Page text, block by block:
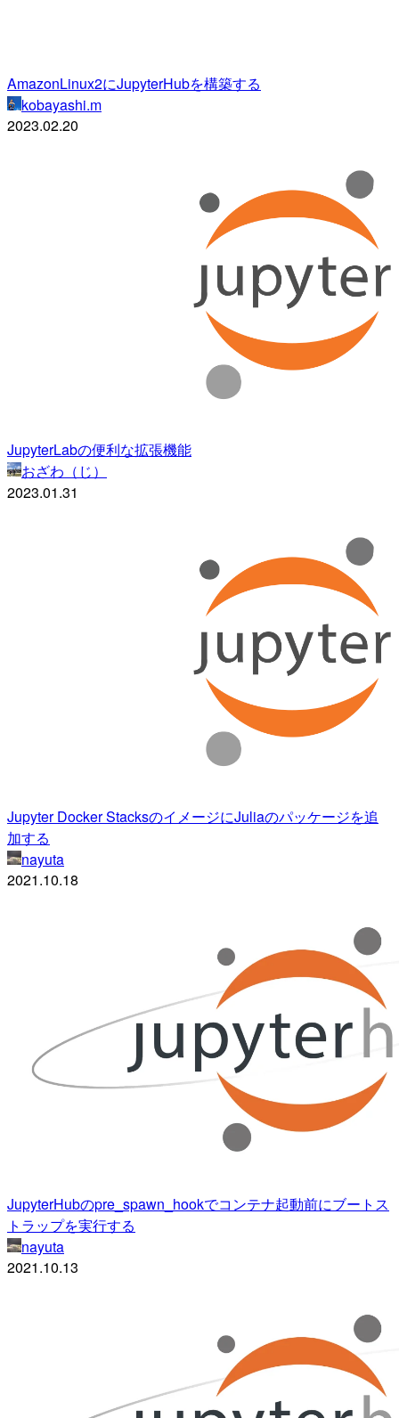
AmazonLinux2にJupyterHubを構築する
kobayashi.m
2023.02.20
JupyterLabの便利な拡張機能
おざわ（じ）
2023.01.31
Jupyter Docker StacksのイメージにJuliaのパッケージを追
加する
nayuta
2021.10.18
JupyterHubのpre_spawn_hookでコンテナ起動前にブートス
トラップを実行する
nayuta
2021.10.13